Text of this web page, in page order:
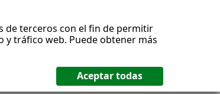
de terceros con el fin de permitir
y tráfico web. Puede obtener más